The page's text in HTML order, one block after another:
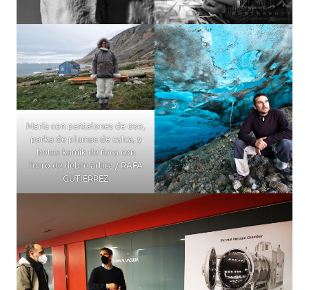
María con pantalones de oso,
parka de plumas de calca, y
botas kamik de foca con
forro de liebre ártica / RAFA
GUTIÉRREZ